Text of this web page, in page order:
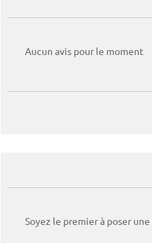
Aucun avis pour le moment
Soyez le premier à poser